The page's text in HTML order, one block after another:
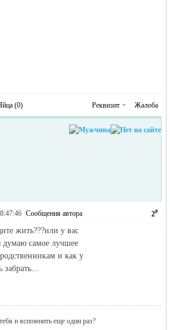
(0) Реквизит Жалоба
2#
Сообщения автора
жить???или у вас
думаю самое лучшее
и как у
забрать...
и вспомнить еще один раз?